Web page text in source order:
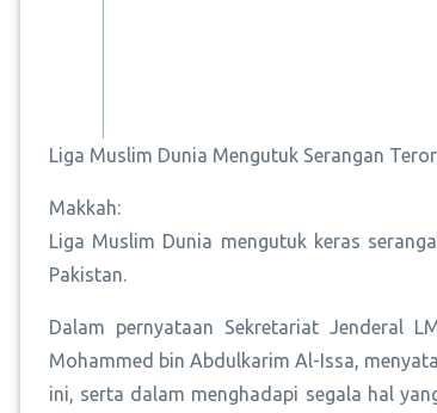
Liga Muslim Dunia Mengutuk Serangan
Makkah:
Liga Muslim Dunia mengutuk keras
Pakistan.
Dalam pernyataan Sekretariat Jenderal
Mohammed bin Abdulkarim Al-Issa,
ini, serta dalam menghadapi segala hal